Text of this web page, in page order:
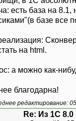
есть база на 8.1,
базе все
на html.
а можно как-
благодарна!
редактирование:
Re: Из 1С